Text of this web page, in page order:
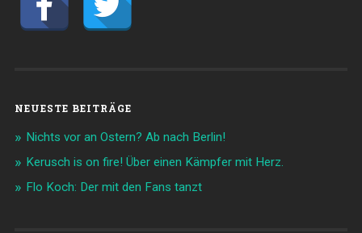
NEUESTE BEITRÄGE
Nichts vor an Ostern? Ab nach Berlin!
Kerusch is on fire! Über einen Kämpfer mit Herz.
Flo Koch: Der mit den Fans tanzt